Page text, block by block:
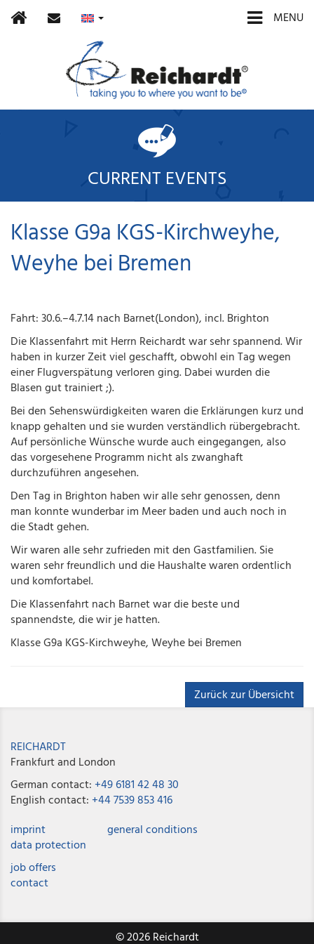
MENU
Home contact
CURRENT EVENTS
Klasse G9a KGS-Kirchweyhe,
Weyhe bei Bremen
Fahrt: 30.6.–4.7.14 nach Barnet(London), incl. Brighton
Die Klassenfahrt mit Herrn Reichardt war sehr spannend. Wir
haben in kurzer Zeit viel geschafft, obwohl ein Tag wegen
einer Flugverspätung verloren ging. Dabei wurden die
Blasen gut trainiert ;).
Bei den Sehenswürdigkeiten waren die Erklärungen kurz und
knapp gehalten und sie wurden verständlich rübergebracht.
Auf persönliche Wünsche wurde auch eingegangen, also
das vorgesehene Programm nicht als zwanghaft
durchzuführen angesehen.
Den Tag in Brighton haben wir alle sehr genossen, denn
man konnte wunderbar im Meer baden und auch noch in
die Stadt gehen.
Wir waren alle sehr zufrieden mit den Gastfamilien. Sie
waren sehr freundlich und die Haushalte waren ordentlich
und komfortabel.
Die Klassenfahrt nach Barnet war die beste und
spannendste, die wir je hatten.
Klasse G9a KGS-Kirchweyhe, Weyhe bei Bremen
Zurück zur Übersicht
REICHARDT
Frankfurt and London
German contact: +49 6181 42 48 30
English contact: +44 7539 853 416
imprint
data protection
general conditions
job offers
contact
© 2026 Reichardt